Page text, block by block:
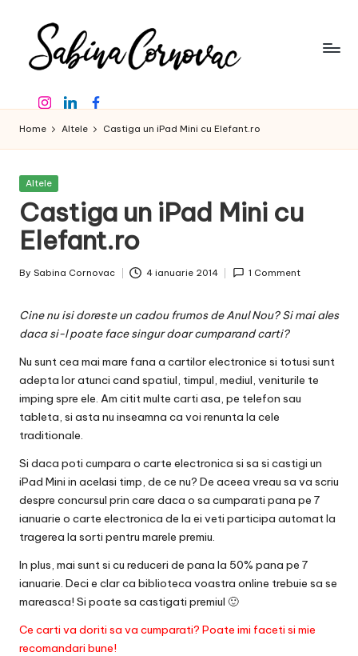
content
a
b
in
a
C
o
r
n
o
v
a
c
O
nl
in
e
creator
de
16
-
InstagramLinkedinFacebook
Home Altele Castiga un iPad Mini cu Elefant.ro
Posted
Altele
Castiga un iPad Mini cu
Elefant.ro
Posted
By Sabina Cornovac 4 ianuarie 2014 1 Comment
Cine nu isi doreste un cadou frumos de Anul Nou? Si mai ales
daca si-l poate face singur doar cumparand carti?
Nu sunt cea mai mare fana a cartilor electronice si totusi sunt
adepta lor atunci cand spatiul, timpul, mediul, veniturile te
imping spre ele. Am citit multe carti asa, pe telefon sau
tableta, si asta nu inseamna ca voi renunta la cele
traditionale.
Si daca poti cumpara o carte electronica si sa si castigi un
iPad Mini in acelasi timp, de ce nu? De aceea vreau sa va scriu
despre concursul prin care daca o sa cumparati pana pe 7
ianuarie o carte electronica de la ei veti participa automat la
tragerea la sorti pentru marele premiu.
In plus, mai sunt si cu reduceri de pana la 50% pana pe 7
ianuarie. Deci e clar ca biblioteca voastra online trebuie sa se
mareasca! Si poate sa castigati premiul 🙂
Ce carti va doriti sa va cumparati? Poate imi faceti si mie
recomandari bune!